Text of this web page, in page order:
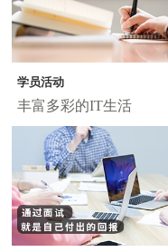
学员活动
丰富多彩的IT生活